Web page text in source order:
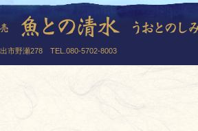
市野瀬278 TEL.080-5702-8003